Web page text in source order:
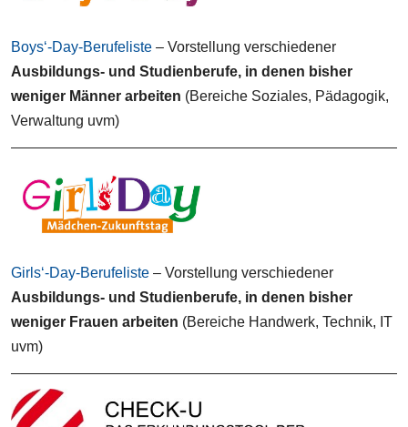
Boys‘-Day-Berufeliste – Vorstellung verschiedener
Ausbildungs- und Studienberufe, in denen bisher
weniger Männer arbeiten (Bereiche Soziales, Pädagogik,
Verwaltung uvm)
Girls‘-Day-Berufeliste – Vorstellung verschiedener
Ausbildungs- und Studienberufe, in denen bisher
weniger Frauen arbeiten (Bereiche Handwerk, Technik, IT
uvm)